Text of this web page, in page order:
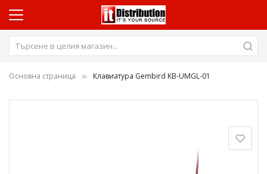
Основна страница Клавиатура Gembird KB-UMGL-01